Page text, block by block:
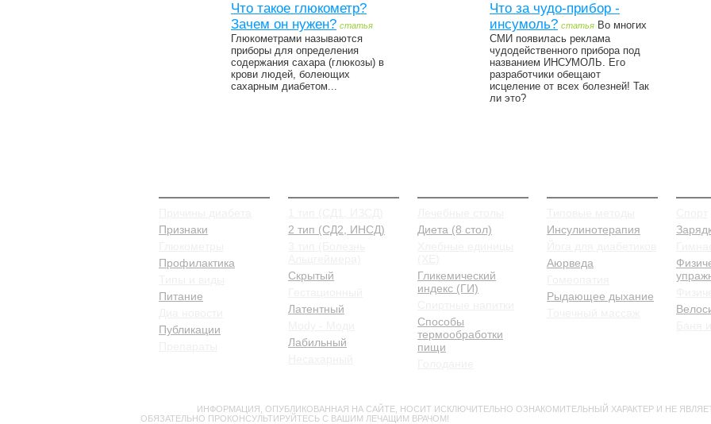
Что такое глюкометр?
Зачем он нужен? статья
Глюкометрами называются
приборы для определения
содержания сахара (глюкозы) в
крови людей, болеющих
сахарным диабетом...
Что за чудо-прибор -
инсумоль? статья Во многих
СМИ появилась реклама
чудодейственного прибора под
названием ИНСУМОЛЬ. Его
разработчики обещают
исцеление от всех болезней! Так
ли это?
Признаки
Профилактика
Питание
Публикации
2 тип (СД2, ИНСД)
Скрытый
Латентный
Лабильный
Диета (8 стол)
Гликемический
индекс (ГИ)
Способы
термообработки
пищи
Инсулинотерапия
Аюрведа
Рыдающее дыхание
ИНФОРМАЦИЯ, ОПУБЛИКОВАННАЯ НА САЙТЕ, НОСИТ ИСКЛЮЧИТЕЛЬНО ОЗНАКОМИТЕЛЬНЫЙ ХАРАКТЕР И НЕ
ОБЯЗАТЕЛЬНО ПРОКОНСУЛЬТИРУЙТЕСЬ С ВАШИМ ЛЕЧАЩИМ ВРАЧОМ!